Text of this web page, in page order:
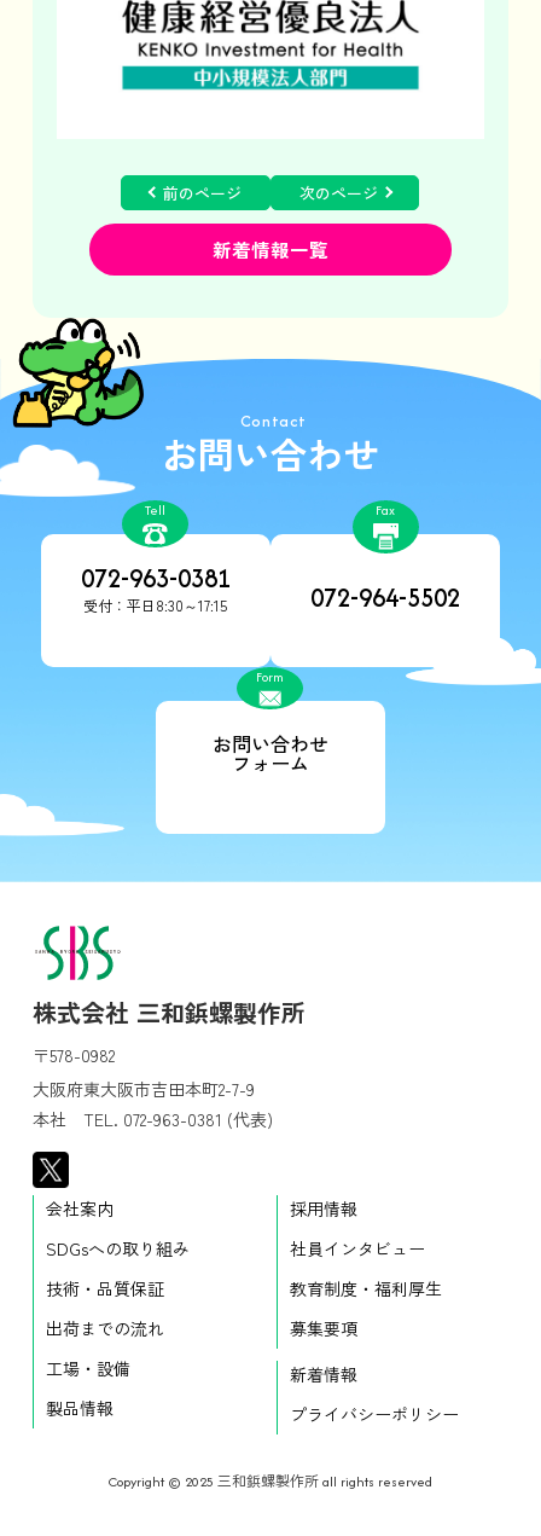
前のページ 次のページ
新着情報一覧
Contact
お問い合わせ
Tell
072-963-0381
受付：平日8:30～17:15
Fax
072-964-5502
Form
お問い合わせ
フォーム
株式会社 三和鋲螺製作所
〒578-0982
大阪府東大阪市吉田本町2-7-9
本社 TEL. 072-963-0381 (代表)
会社案内
SDGsへの取り組み
技術・品質保証
出荷までの流れ
工場・設備
製品情報
採用情報
社員インタビュー
教育制度・福利厚生
募集要項
新着情報
プライバシーポリシー
Copyright © 2025 三和鋲螺製作所 all rights reserved